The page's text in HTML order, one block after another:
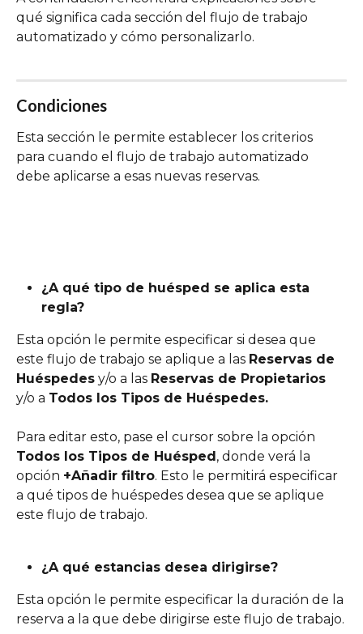
qué significa cada sección del flujo de trabajo
automatizado y cómo personalizarlo.
Condiciones
Esta sección le permite establecer los criterios
para cuando el flujo de trabajo automatizado
debe aplicarse a esas nuevas reservas.
¿A qué tipo de huésped se aplica esta
regla?
Esta opción le permite especificar si desea que
este flujo de trabajo se aplique a las Reservas de
Huéspedes y/o a las Reservas de Propietarios
y/o a Todos los Tipos de Huéspedes.
Para editar esto, pase el cursor sobre la opción
Todos los Tipos de Huésped, donde verá la
opción +Añadir filtro. Esto le permitirá especificar
a qué tipos de huéspedes desea que se aplique
este flujo de trabajo.
¿A qué estancias desea dirigirse?
Esta opción le permite especificar la duración de la
reserva a la que debe dirigirse este flujo de trabajo.